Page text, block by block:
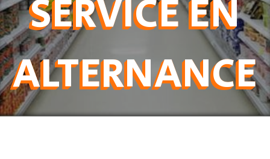
SERVICE EN
ALTERNANCE